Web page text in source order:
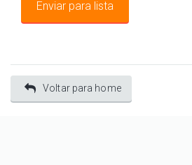
Voltar para home